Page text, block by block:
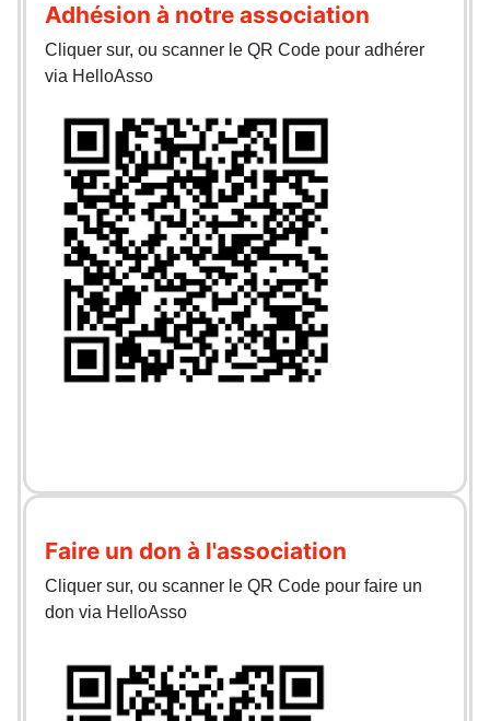
Adhésion à notre association
Cliquer sur, ou scanner le QR Code pour adhérer
via HelloAsso
Faire un don à l'association
Cliquer sur, ou scanner le QR Code pour faire un
don via HelloAsso